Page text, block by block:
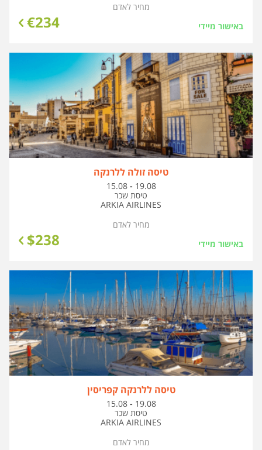
באישור מיידי €234
מחיר לאדם
טיסה זולה ללרנקה
בין
התאריכים,
15.08 - 19.08
טיסת שכר
ARKIA AIRLINES
באישור מיידי $238
מחיר לאדם
טיסה ללרנקה קפריסין
בין
התאריכים,
15.08 - 19.08
טיסת שכר
ARKIA AIRLINES
מחיר לאדם